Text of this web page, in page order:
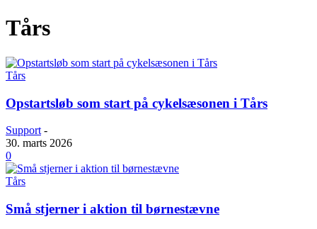
Tårs
Tårs
Opstartsløb som start på cykelsæsonen i Tårs
Support -
30. marts 2026
0
Tårs
Små stjerner i aktion til børnestævne